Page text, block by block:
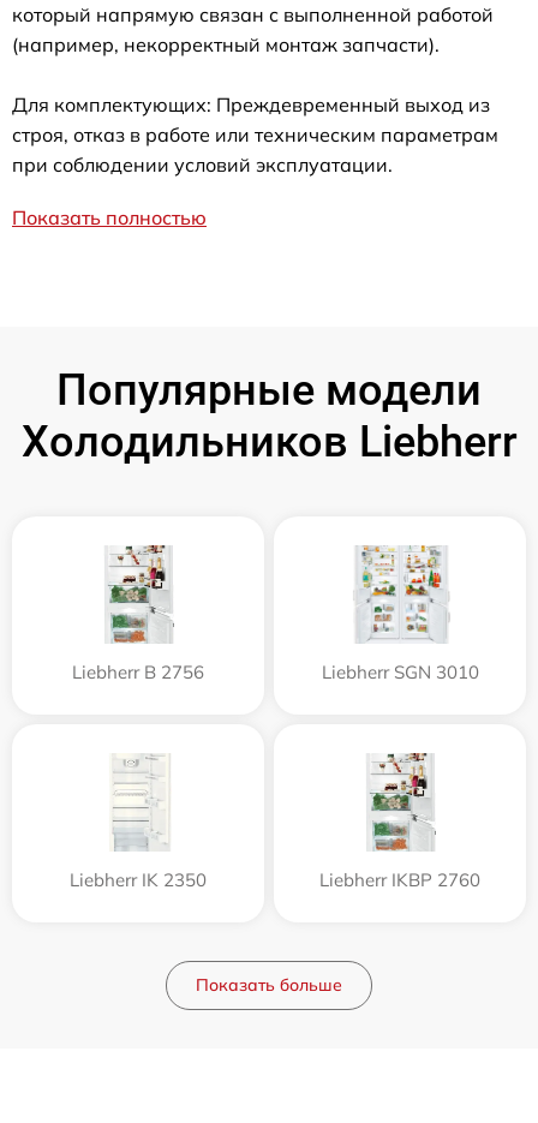
который напрямую связан с выполненной работой
(например, некорректный монтаж запчасти).
Для комплектующих: Преждевременный выход из
строя, отказ в работе или техническим параметрам
при соблюдении условий эксплуатации.
Показать полностью
Популярные модели
Холодильников Liebherr
Liebherr B 2756 Liebherr SGN 3010
Liebherr IK 2350 Liebherr IKBP 2760
Показать больше